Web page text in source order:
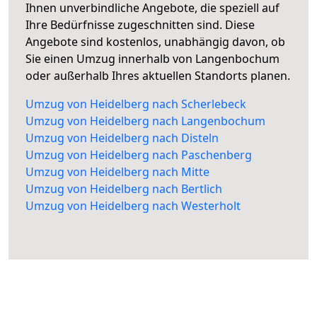
Ihnen unverbindliche Angebote, die speziell auf
Ihre Bedürfnisse zugeschnitten sind. Diese
Angebote sind kostenlos, unabhängig davon, ob
Sie einen Umzug innerhalb von Langenbochum
oder außerhalb Ihres aktuellen Standorts planen.
Umzug von Heidelberg nach Scherlebeck
Umzug von Heidelberg nach Langenbochum
Umzug von Heidelberg nach Disteln
Umzug von Heidelberg nach Paschenberg
Umzug von Heidelberg nach Mitte
Umzug von Heidelberg nach Bertlich
Umzug von Heidelberg nach Westerholt